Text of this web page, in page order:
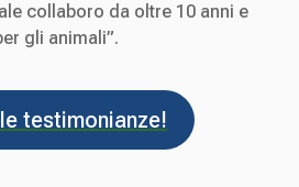
collaboro da oltre 10 anni e
gli animali”.
testimonianze!